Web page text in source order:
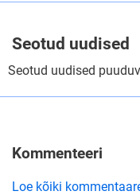
Seotud uudised
Seotud uudised
Kommenteeri
Loe kõiki